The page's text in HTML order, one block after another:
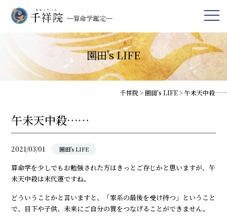
園田's LIFE
千祥院> 園田's LIFE> 午未天中殺……
午未天中殺……
2021/03/01 園田's LIFE
算命学を少しでもお勉強された方はきっとご存じかと思いますが、午
未天中殺は末代運ですね。
どういうことかと言いますと、「家系の最後を受け持つ」ということ
で、目下や子供、未来にご自分の質をつなげることができません。